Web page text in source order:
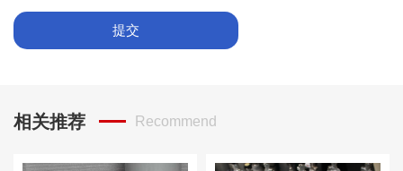
提交
相关推荐 Recommend